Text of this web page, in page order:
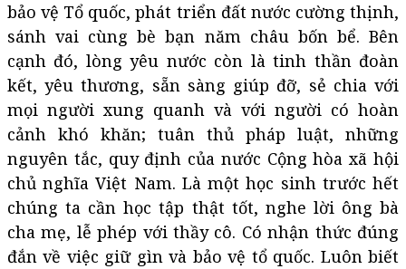
bảo vệ Tổ quốc, phát triển đất nước cường thịnh,
sánh vai cùng bè bạn năm châu bốn bể. Bên
cạnh đó, lòng yêu nước còn là tinh thần đoàn
kết, yêu thương, sẵn sàng giúp đỡ, sẻ chia với
mọi người xung quanh và với người có hoàn
cảnh khó khăn; tuân thủ pháp luật, những
nguyên tắc, quy định của nước Cộng hòa xã hội
chủ nghĩa Việt Nam. Là một học sinh trước hết
chúng ta cần học tập thật tốt, nghe lời ông bà
cha mẹ, lễ phép với thầy cô. Có nhận thức đúng
đắn về việc giữ gìn và bảo vệ tổ quốc. Luôn biết